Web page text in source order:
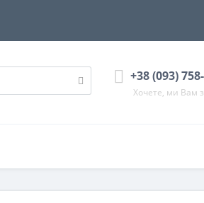
+38 (093)
Хочете, ми Вам